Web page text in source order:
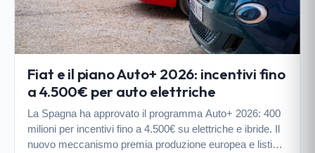
Fiat e il piano Auto+ 2026: incentivi fino
a 4.500€ per auto elettriche
La Spagna ha approvato il programma Auto+ 2026: 400
milioni per incentivi fino a 4.500€ su elettriche e ibride. Il
nuovo meccanismo premia produzione europea e listino,